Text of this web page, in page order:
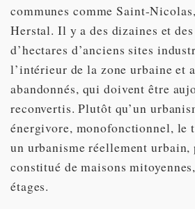
communes comme Saint-
Herstal. Il y a des dizaines et
d’hectares d’anciens sites
l’intérieur de la zone urbaine et
abandonnés, qui doivent être
reconvertis. Plutôt qu’un
énergivore, monofonctionnel, le
un urbanisme réellement
constitué de maisons
étages.